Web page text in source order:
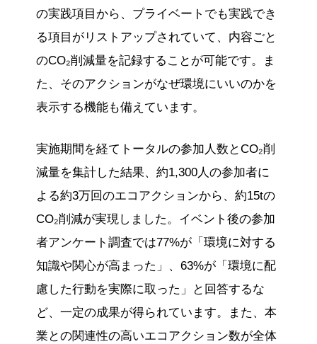
の実践項目から、プライベートでも実践でき
る項目がリストアップされていて、内容ごと
のCO₂削減量を記録することが可能です。ま
た、そのアクションがなぜ環境にいいのかを
表示する機能も備えています。
実施期間を経てトータルの参加人数とCO₂削
減量を集計した結果、約1,300人の参加者に
よる約3万回のエコアクションから、約15tの
CO₂削減が実現しました。イベント後の参加
者アンケート調査では77%が「環境に対する
知識や関心が高まった」、63%が「環境に配
慮した行動を実際に取った」と回答するな
ど、一定の成果が得られています。また、本
業との関連性の高いエコアクション数が全体